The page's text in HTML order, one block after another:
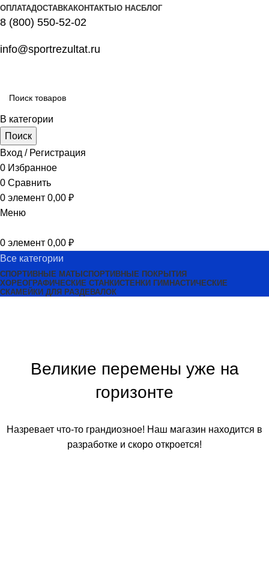
ОПЛАТАДОСТАВКАКОНТАКТЫ О НАСБЛОГ
8 (800) 550-52-02
info@sportrezultat.ru
В категории
Поиск
Вход / Регистрация
0 Избранное
0 Сравнить
0 элемент 0,00 ₽
Меню
0 элемент 0,00 ₽
Все категории
СПОРТИВНЫЕ МАТЫ СПОРТИВНЫЕ ПОКРЫТИЯ
ХОРЕОГРАФИЧЕСКИЕ СТАНКИСТЕНКИ ГИМНАСТИЧЕСКИЕ
СКАМЕЙКИ ДЛЯ РАЗДЕВАЛОК
Великие перемены уже на
горизонте
Назревает что-то грандиозное! Наш магазин находится в
разработке и скоро откроется!